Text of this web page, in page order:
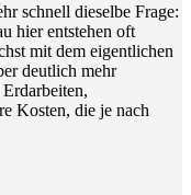
schnell dieselbe Frage:
hier entstehen oft
mit dem eigentlichen
deutlich mehr
Kosten, die je nach